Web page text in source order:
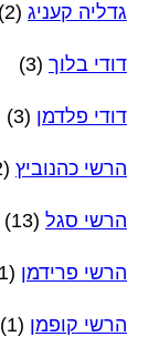
גדליה קעניג (2)
דודי בלוך (3)
דודי פלדמן (3)
הרשי כהנוביץ (2)
הרשי סגל (13)
הרשי פרידמן (1)
הרשי קופמן (1)